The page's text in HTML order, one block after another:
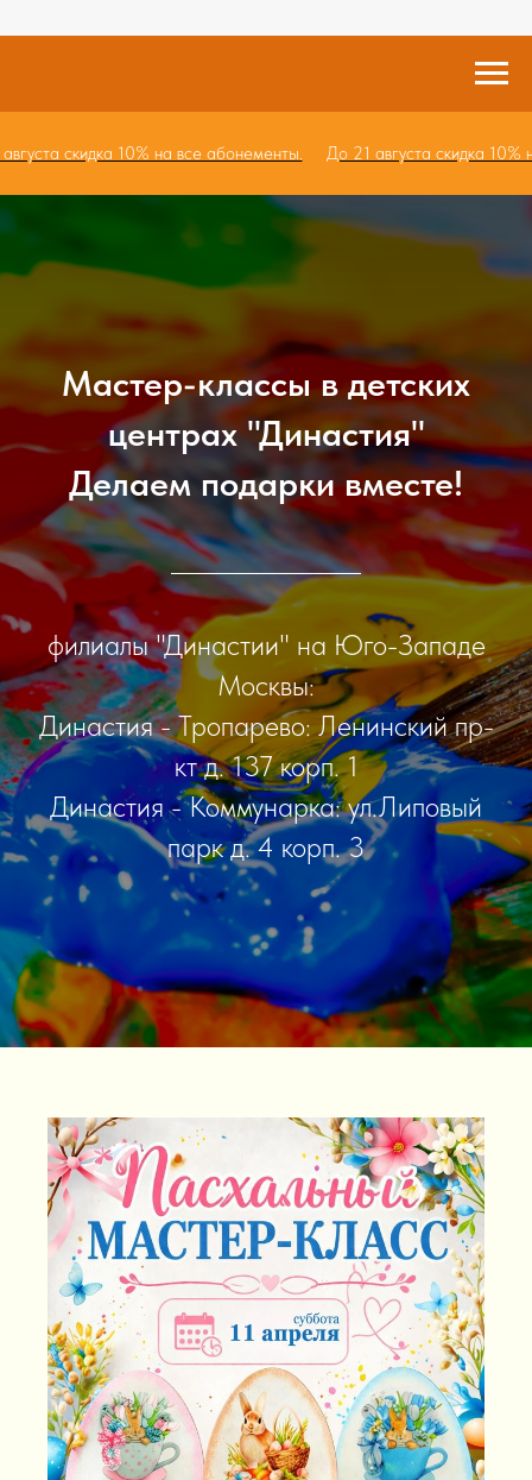
августа скидка 10% на все абонементы. До 21 августа скидка
Мастер-классы в детских
центрах "Династия"
Делаем подарки вместе!
филиалы "Династии" на Юго-Западе
Москвы:
Династия - Тропарево: Ленинский пр-
кт д. 137 корп. 1
Династия - Коммунарка: ул.Липовый
парк д. 4 корп. 3